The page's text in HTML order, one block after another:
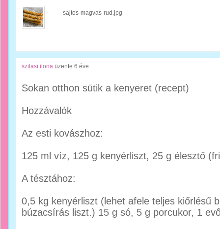
sajtos-magvas-rud.jpg
szilasi ilona üzente 6 éve
Sokan otthon sütik a kenyeret (recept)
Hozzávalók
Az esti kovászhoz:
125 ml víz, 125 g kenyérliszt, 25 g élesztő
A tésztához:
0,5 kg kenyérliszt (lehet afele teljes kiőrlésű
búzacsírás liszt.) 15 g só, 5 g porcukor, 1